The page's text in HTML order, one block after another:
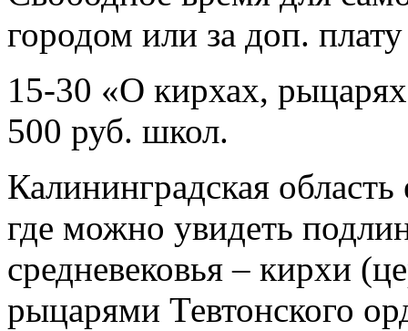
городом или за доп.
15-30 «О кирхах,
500 руб. школ.
Калининградская
где можно увидеть
средневековья – кирхи
рыцарями Тевтонского